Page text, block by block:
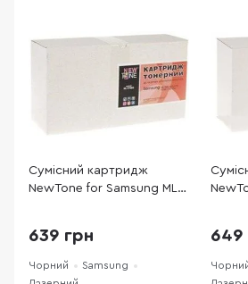
Сумісний картридж
NewTone for Samsung ML-
639 грн
Чорний
Samsung
649